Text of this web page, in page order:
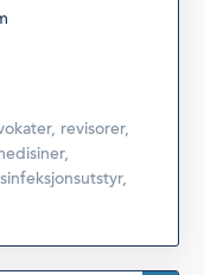
revisorer,
,